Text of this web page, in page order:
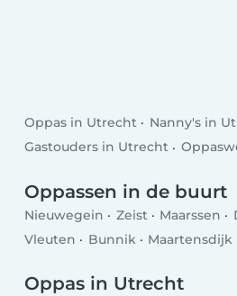
Oppas in Utrecht
Nanny's in
Gastouders in Utrecht
Oppassen in de buurt
Nieuwegein Zeist Maarssen
Vleuten
Bunnik Maartensdijk
Oppas in Utrecht